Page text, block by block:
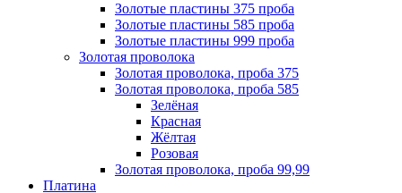
Золотые пластины 375 проба
Золотые пластины 585 проба
Золотые пластины 999 проба
Золотая проволока
Золотая проволока, проба 375
Золотая проволока, проба 585
Зелёная
Красная
Жёлтая
Розовая
Золотая проволока, проба 99,99
Платина